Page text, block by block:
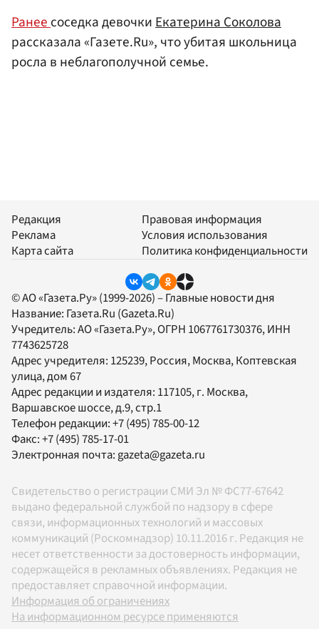
Ранеесоседка девочкиЕкатерина Соколова
рассказала «Газете.Ru», что убитая школьница
росла в неблагополучной семье.
Редакция
Реклама
Карта сайта
Правовая информация
Условия использования
Политика конфиденциальности
© АО «Газета.Ру» (1999-2026) – Главные новости дня
Название: Газета.Ru (Gazeta.Ru)
Учредитель:АО «Газета.Ру», ОГРН 1067761730376, ИНН
7743625728
Адрес учредителя: 125239, Россия, Москва, Коптевская
улица, дом 67
Адрес редакции и издателя: 117105, г. Москва,
Варшавское шоссе, д.9, стр.1
Телефон редакции:+7 (495) 785-00-12
Факс:+7 (495) 785-17-01
Электронная почта: gazeta@gazeta.ru
Свидетельство о регистрации СМИ Эл № ФС77-67642
выдано федеральной службой по надзору в сфере
связи, информационных технологий и массовых
коммуникаций (Роскомнадзор) 10.11.2016 г. Редакция не
несет ответственности за достоверность информации,
содержащейся в рекламных объявлениях. Редакция не
предоставляет справочной информации.
Информация об ограничениях
На информационном ресурсе применяются